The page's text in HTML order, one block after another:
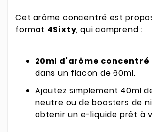
Cet arôme concentré est
format 4Sixty, qui comprend :
20ml d'arôme concentré
dans un flacon de 60ml.
Ajoutez simplement 40ml
neutre ou de boosters de
obtenir un e-liquide prêt à